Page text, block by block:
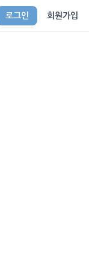
로그인 회원가입